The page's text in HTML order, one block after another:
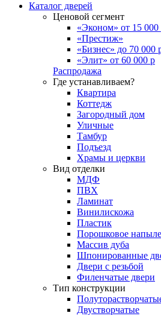
Каталог дверей
Ценовой сегмент
«Эконом» от 15 000
«Престиж»
«Бизнес» до 70 000
«Элит» от 60 000 р
Распродажа
Где устанавливаем?
Квартира
Коттедж
Загородный дом
Уличные
Тамбур
Подъезд
Храмы и церкви
Вид отделки
МДФ
ПВХ
Ламинат
Винилискожа
Пластик
Порошковое
Массив дуба
Шпонированные
Двери с резьбой
Филенчатые двери
Тип конструкции
Двустворчатые